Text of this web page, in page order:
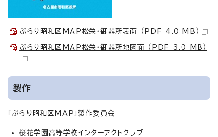
ぶらり昭和区MAP松栄・御器所表面 （PDF 4.0 MB）
ぶらり昭和区MAP松栄・御器所地図面 （PDF 3.0 MB）
製作
「ぶらり昭和区MAP」製作委員会
桜花学園高等学校インターアクトクラブ